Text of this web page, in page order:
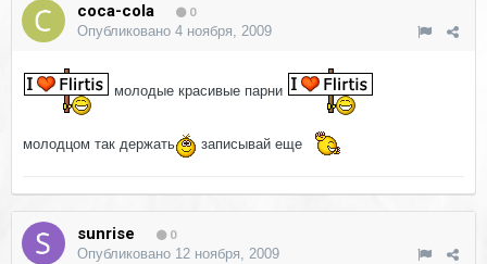
coca-cola 0
Опубликовано 4 ноября, 2009
молодые красивые парни
молодцом так держать записывай еще
sunrise 0
Опубликовано 12 ноября, 2009